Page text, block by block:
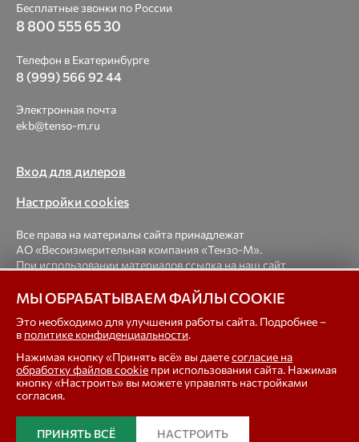
Бесплатные звонки по России
8 800 555 65 30
Телефон в Екатеринбурге
8 (999) 566 92 44
Электронная почта
ekb@tenso-m.ru
Вход для дилеров
Настройки cookies
Все права на материалы сайта принадлежат
АО «Весоизмерительная компания «Тензо-М».
При использовании материалов ссылка на наш сайт
© 1998-2026 Весоизмерительная компания «Тензо-М» —
платформенные, крановые, вагонные, бункерные,
автомобильные весы, весовые дозаторы для фасовки,
тензодатчики
МЫ ОБРАБАТЫВАЕМ ФАЙЛЫ COOKIE
Это необходимо для улучшения работы сайта. Подробнее –
в политике конфиденциальности.
Нажимая кнопку «Принять всё» вы даетесогласие на
обработку файлов cookie при использовании сайта. Нажимая
кнопку «Настроить» вы можете управлять настройками
согласия.
ПРИНЯТЬ ВСЁ НАСТРОИТЬ